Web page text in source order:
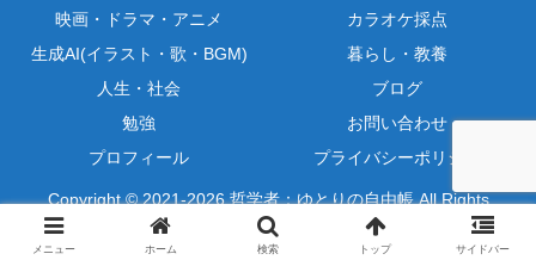
映画・ドラマ・アニメ
カラオケ採点
生成AI(イラスト・歌・BGM)
暮らし・教養
人生・社会
ブログ
勉強
お問い合わせ
プロフィール
プライバシーポリシー
Copyright © 2021-2026 哲学者：ゆとりの自由帳 All Rights
Reserved.
メニュー ホーム 検索 トップ サイドバー